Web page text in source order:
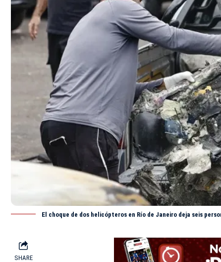
El choque de dos helicópteros en Río de Janeiro deja seis
SHARE